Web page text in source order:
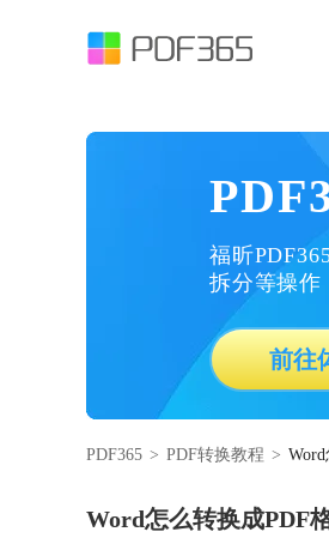
福昕
拆分等操作
前往
PDF365 > PDF转换教程 >
Word怎么转换成PDF